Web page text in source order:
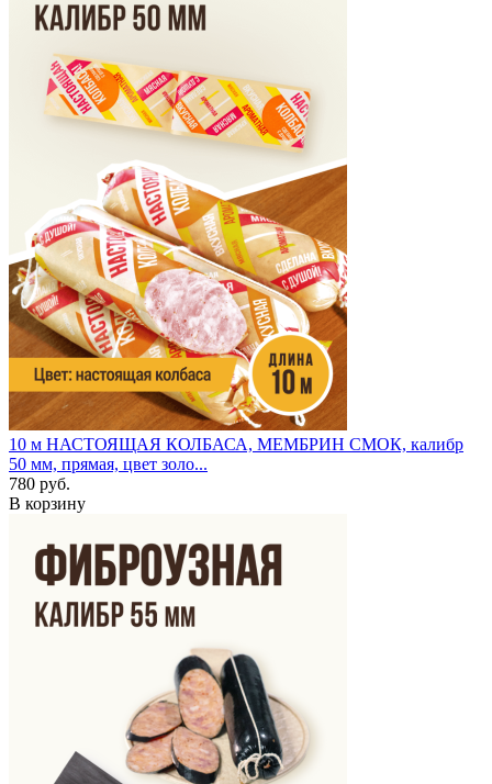
10 м НАСТОЯЩАЯ КОЛБАСА, МЕМБРИН СМОК, калибр
50 мм, прямая, цвет золо...
780 руб.
В корзину